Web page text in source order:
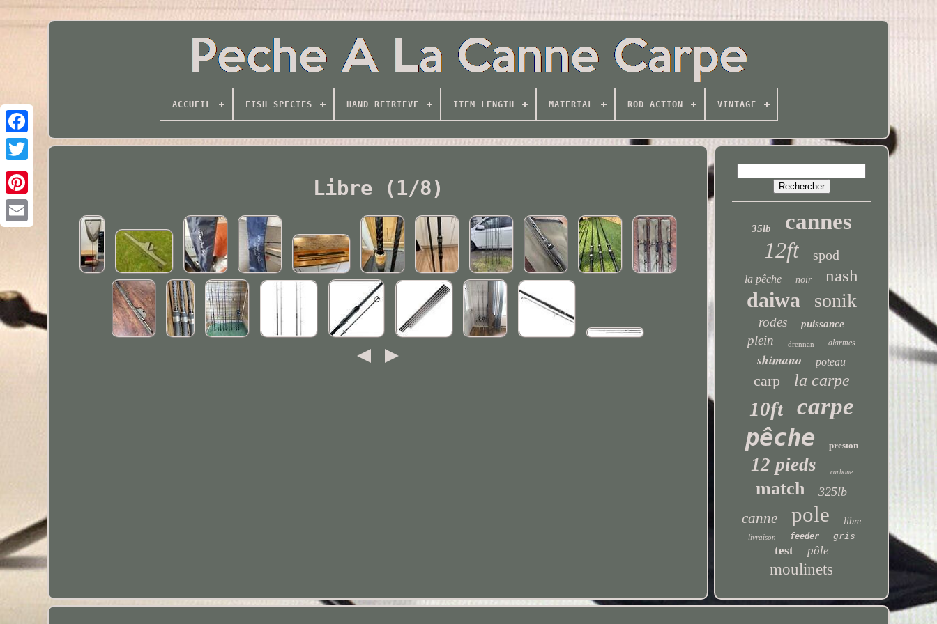
Twitter
ACCUEIL FISH SPECIES HAND RETRIEVE ITEM LENGTH MATERIAL ROD ACTION VINTAGE
Libre (1/8)
35lb
cannes
12ft
spod
la pêche noir nash
daiwa sonik
rodes puissance
plein drennan alarmes
shimano poteau
carp la carpe
10ft carpe
pêche preston
12 pieds carbone
match 325lb
canne pole libre
livraison feeder gris
test pôle
moulinets